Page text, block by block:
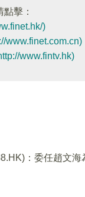
擊：
)
www.finet.com.cn)
www.fintv.hk)
：委任趙文海